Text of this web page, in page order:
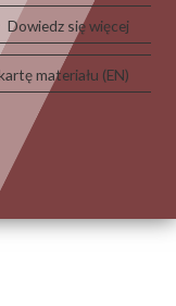
Dowiedz się więcej
materiału (EN)